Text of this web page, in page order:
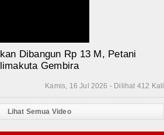
Dibangun Rp 13 M, Petani
Gembira
Kamis, 16 Jul 2026 - Dilihat 412 Kali
Lihat Semua Video